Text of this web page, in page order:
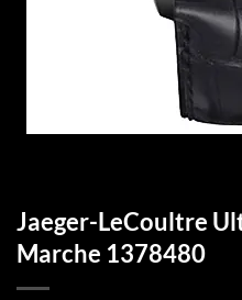
Jaeger-LeCoultre
Marche 1378480